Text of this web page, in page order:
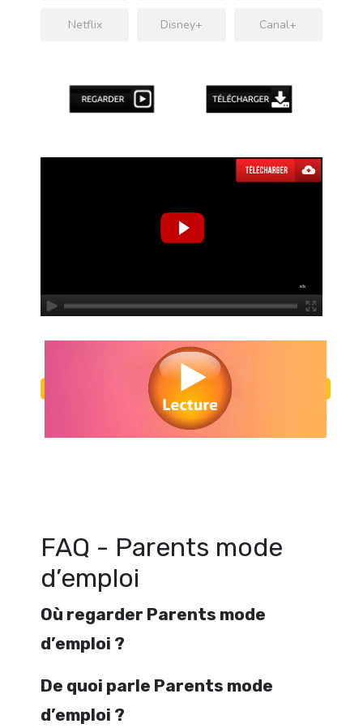
Netflix Disney+ Canal+
FAQ - Parents mode
d’emploi
Où regarder Parents mode
d’emploi ?
De quoi parle Parents mode
d’emploi ?